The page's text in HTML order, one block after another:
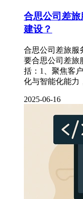
合思公司差
建设？​
合思公司差旅服
要合思公司差旅
括：1、聚焦客
化与智能化能
2025-06-16